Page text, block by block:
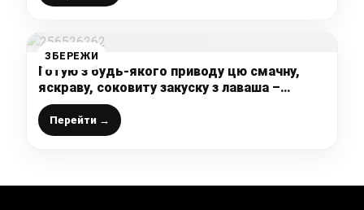
ЗБЕРЕЖИ
Готую з будь-якого приводу цю смачну,
яскраву, соковиту закуску з лаваша –
ділюсь простим, але таким красивим і
смачним рецептом
Перейти →